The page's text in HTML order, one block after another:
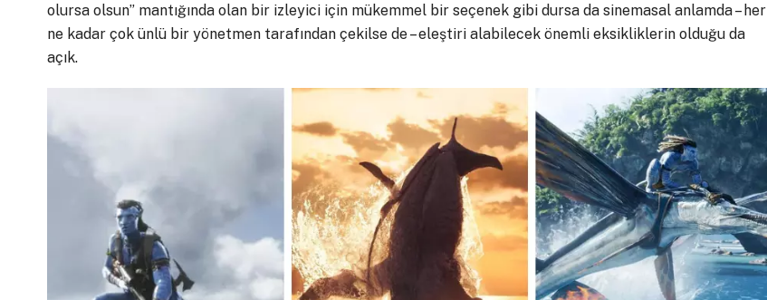
olursa olsun” mantığında olan bir izleyici için mükemmel bir seçenek gibi dursa da sinemasal anlamda – her
ne kadar çok ünlü bir yönetmen tarafından çekilse de – eleştiri alabilecek önemli eksikliklerin olduğu da
açık.